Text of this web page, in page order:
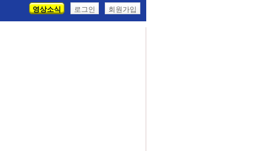
영상소식 로그인 회원가입